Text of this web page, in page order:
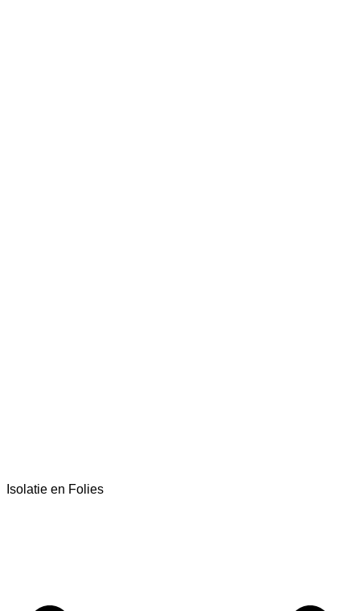
Isolatie en Folies